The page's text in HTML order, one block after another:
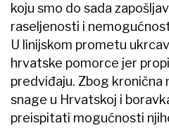
koju smo do sada
raseljenosti i
U linijskom prometu
hrvatske pomorce jer
predviđaju. Zbog
snage u Hrvatskoj i
preispitati mogućnosti